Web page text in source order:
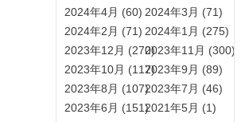
2024年4月 (60) 2024年3月 (71)
2024年2月 (71) 2024年1月 (275)
2023年12月 (270)2023年11月 (300)
2023年10月 (117)2023年9月 (89)
2023年8月 (107)2023年7月 (46)
2023年6月 (151)2021年5月 (1)